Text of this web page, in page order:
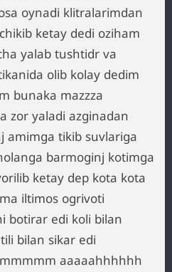
oynadi klitralarimdan
ketay dedi oziham
yalab tushtidr va
olib kolay dedim
bunaka mazzza
zor yaladi azginadan
amimga tikib suvlariga
barmoginj kotimga
ketay dep kota kota
iltimos ogrivoti
botirar edi koli bilan
bilan sikar edi
aaaaahhhhhh